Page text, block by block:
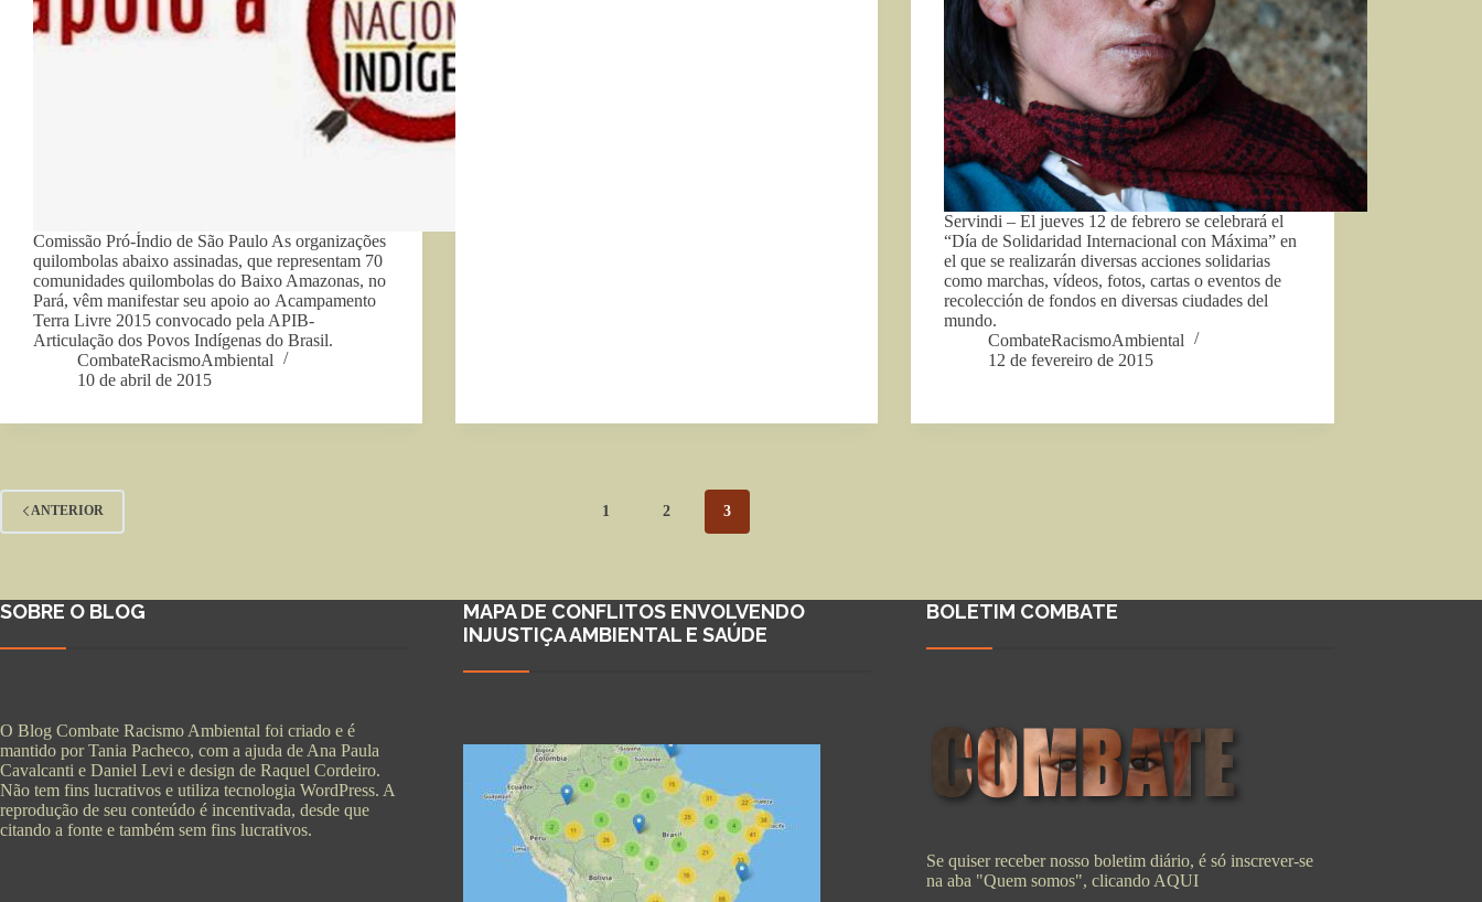
Comissão Pró-Índio de São Paulo As organizações
quilombolas abaixo assinadas, que representam 70
comunidades quilombolas do Baixo Amazonas, no
Pará, vêm manifestar seu apoio ao Acampamento
Terra Livre 2015 convocado pela APIB-
Articulação dos Povos Indígenas do Brasil.
CombateRacismoAmbiental
10 de abril de 2015
Servindi – El jueves 12 de febrero se celebrará el
“Día de Solidaridad Internacional con Máxima” en
el que se realizarán diversas acciones solidarias
como marchas, vídeos, fotos, cartas o eventos de
recolección de fondos en diversas ciudades del
mundo.
CombateRacismoAmbiental
12 de fevereiro de 2015
ANTERIOR 1 2 3
SOBRE O BLOG
O Blog Combate Racismo Ambiental foi criado e é
mantido por Tania Pacheco, com a ajuda de Ana Paula
Cavalcanti e Daniel Levi e design de Raquel Cordeiro.
Não tem fins lucrativos e utiliza tecnologia WordPress. A
reprodução de seu conteúdo é incentivada, desde que
citando a fonte e também sem fins lucrativos.
MAPA DE CONFLITOS ENVOLVENDO
INJUSTIÇA AMBIENTAL E SAÚDE
BOLETIM COMBATE
Se quiser receber nosso boletim diário, é só inscrever-se
na aba "Quem somos", clicando AQUI